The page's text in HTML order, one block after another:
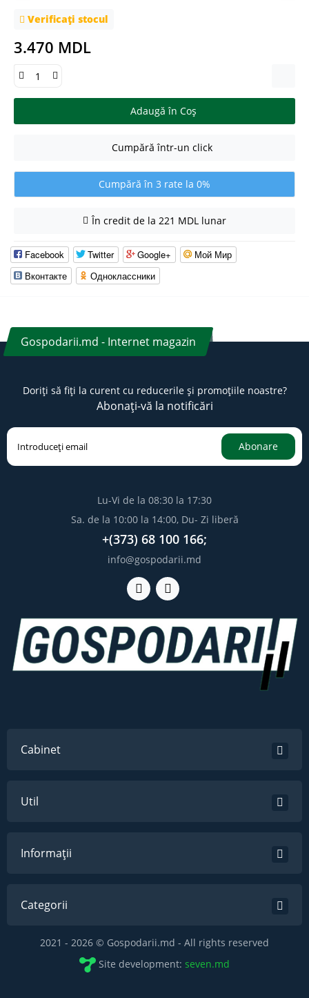
Verificați stocul
3.470 MDL
Adaugă în Coş
Cumpără într-un click
Cumpără în 3 rate la 0%
În credit de la 221 MDL lunar
Facebook Twitter Google+
Мой Мир
Вконтакте
Одноклассники
Gospodarii.md - Internet magazin
Doriți să fiți la curent cu reducerile și promoțiile noastre?
Abonați-vă la notificări
Abonare
Lu-Vi de la 08:30 la 17:30
Sa. de la 10:00 la 14:00, Du- Zi liberă
+(373) 68 100 166;
info@gospodarii.md
Cabinet
Util
Informații
Categorii
2021 - 2026 © Gospodarii.md - All rights reserved
Site development: seven.md